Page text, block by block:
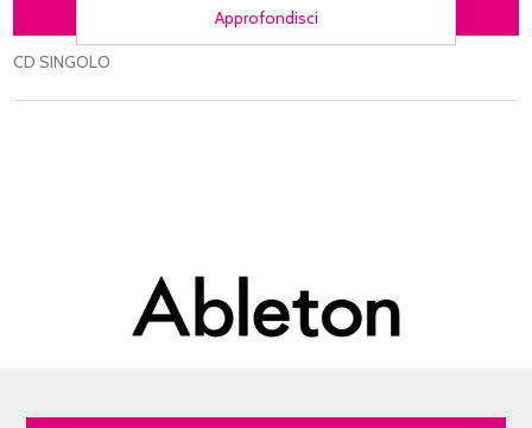
DESCRIZIONE
CD SINGOLO
Approfondisci